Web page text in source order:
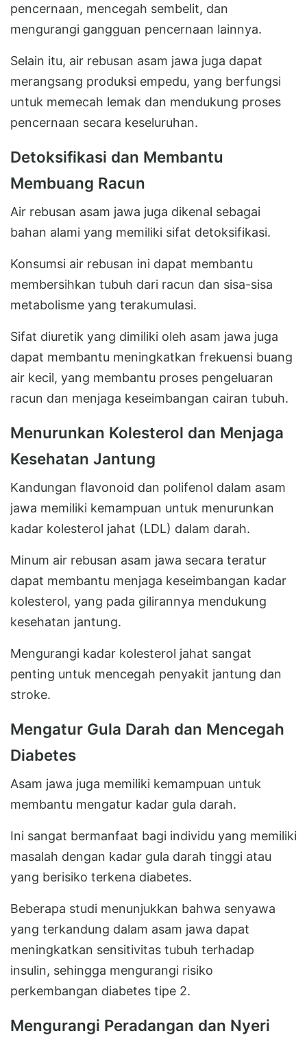
pencernaan, mencegah sembelit, dan
mengurangi gangguan pencernaan lainnya.
Selain itu, air rebusan asam jawa juga dapat
merangsang produksi empedu, yang berfungsi
untuk memecah lemak dan mendukung proses
pencernaan secara keseluruhan.
Detoksifikasi dan Membantu
Membuang Racun
Air rebusan asam jawa juga dikenal sebagai
bahan alami yang memiliki sifat detoksifikasi.
Konsumsi air rebusan ini dapat membantu
membersihkan tubuh dari racun dan sisa-sisa
metabolisme yang terakumulasi.
Sifat diuretik yang dimiliki oleh asam jawa juga
dapat membantu meningkatkan frekuensi buang
air kecil, yang membantu proses pengeluaran
racun dan menjaga keseimbangan cairan tubuh.
Menurunkan Kolesterol dan Menjaga
Kesehatan Jantung
Kandungan flavonoid dan polifenol dalam asam
jawa memiliki kemampuan untuk menurunkan
kadar kolesterol jahat (LDL) dalam darah.
Minum air rebusan asam jawa secara teratur
dapat membantu menjaga keseimbangan kadar
kolesterol, yang pada gilirannya mendukung
kesehatan jantung.
Mengurangi kadar kolesterol jahat sangat
penting untuk mencegah penyakit jantung dan
stroke.
Mengatur Gula Darah dan Mencegah
Diabetes
Asam jawa juga memiliki kemampuan untuk
membantu mengatur kadar gula darah.
Ini sangat bermanfaat bagi individu yang memiliki
masalah dengan kadar gula darah tinggi atau
yang berisiko terkena diabetes.
Beberapa studi menunjukkan bahwa senyawa
yang terkandung dalam asam jawa dapat
meningkatkan sensitivitas tubuh terhadap
insulin, sehingga mengurangi risiko
perkembangan diabetes tipe 2.
Mengurangi Peradangan dan Nyeri